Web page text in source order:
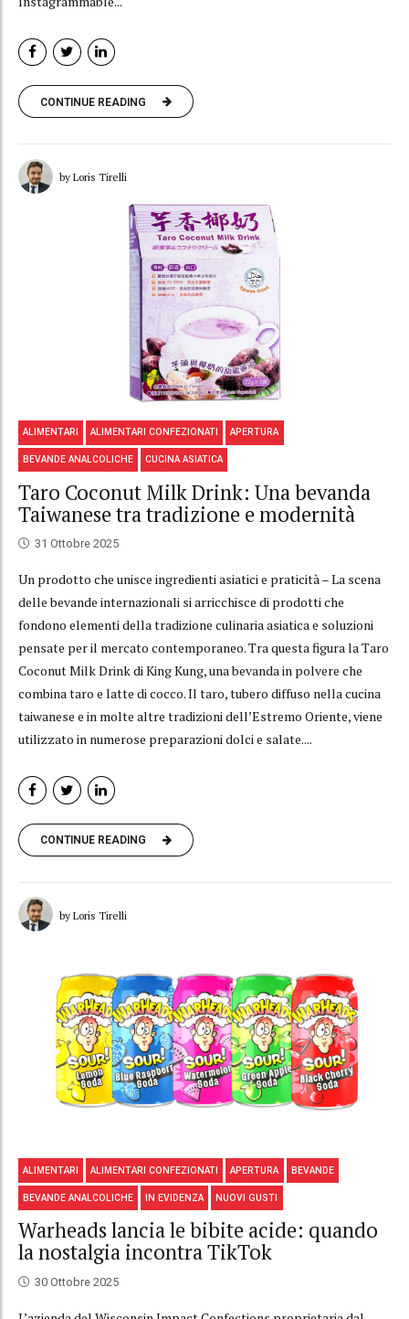
CONTINUE READING
by Loris Tirelli
ALIMENTARI ALIMENTARI CONFEZIONATI APERTURA
BEVANDE ANALCOLICHE CUCINA ASIATICA
Taro Coconut Milk Drink: Una bevanda
Taiwanese tra tradizione e modernità
31 Ottobre 2025
Un prodotto che unisce ingredienti asiatici e praticità – La scena
delle bevande internazionali si arricchisce di prodotti che
fondono elementi della tradizione culinaria asiatica e soluzioni
pensate per il mercato contemporaneo. Tra questa figura la Taro
Coconut Milk Drink di King Kung, una bevanda in polvere che
combina taro e latte di cocco. Il taro, tubero diffuso nella cucina
taiwanese e in molte altre tradizioni dell’Estremo Oriente, viene
utilizzato in numerose preparazioni dolci e salate....
CONTINUE READING
by Loris Tirelli
ALIMENTARI ALIMENTARI CONFEZIONATI APERTURA BEVANDE
BEVANDE ANALCOLICHE IN EVIDENZA NUOVI GUSTI
Warheads lancia le bibite acide: quando
la nostalgia incontra TikTok
30 Ottobre 2025